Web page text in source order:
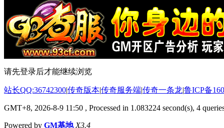
请先登录后才能继续浏览
站长QQ:36742300|传奇版本|传奇服务端|传奇一条龙|鲁ICP备
GMT+8, 2026-8-9 11:50 , Processed in 1.083224 second(s), 4
Powered by GM基地 X3.4